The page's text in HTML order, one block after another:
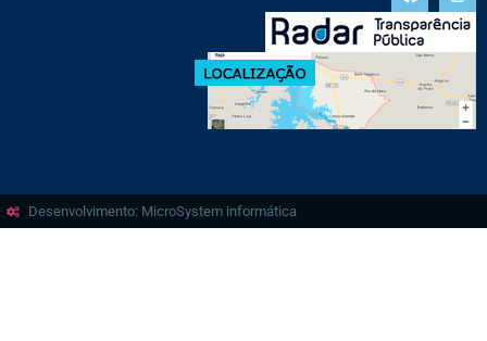
Desenvolvimento: MicroSystem informática